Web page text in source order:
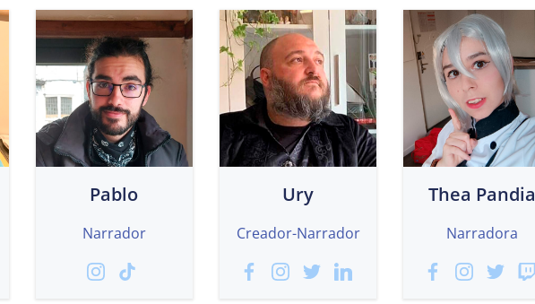
Pablo
Narrador
Ury
Creador-Narrador
Thea Pandia
Narradora